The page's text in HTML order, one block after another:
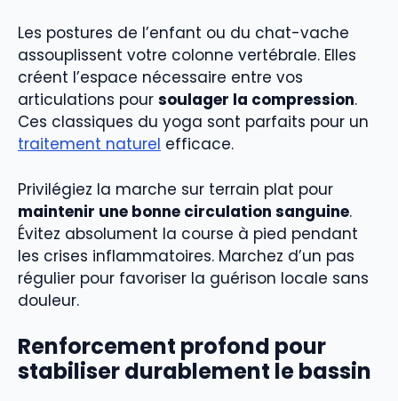
Les postures de l’enfant ou du chat-vache
assouplissent votre colonne vertébrale. Elles
créent l’espace nécessaire entre vos
articulations pour soulager la compression.
Ces classiques du yoga sont parfaits pour un
traitement naturel efficace.
Privilégiez la marche sur terrain plat pour
maintenir une bonne circulation sanguine.
Évitez absolument la course à pied pendant
les crises inflammatoires. Marchez d’un pas
régulier pour favoriser la guérison locale sans
douleur.
Renforcement profond pour
stabiliser durablement le bassin